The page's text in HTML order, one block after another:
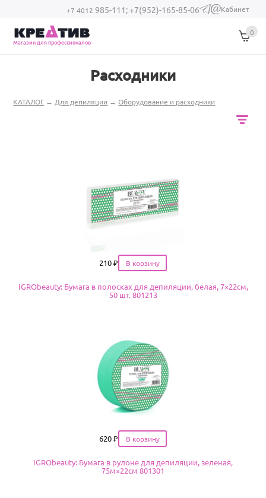
Перейти к основному содержанию
+7 4012 985-111;+7(952)-165-85-06
(link sends e-
Кабинет
Магазин для профессионалов
0
Расходники
Вы здесь
КАТАЛОГ →Для депиляции →Оборудование и расходники
Цена
210 ₽
IGRObeauty: Бумага в полосках для депиляции, белая, 7×22см,
50 шт. 801213
Цена
620 ₽
IGRObeauty: Бумага в рулоне для депиляции, зеленая,
75м×22см 801301